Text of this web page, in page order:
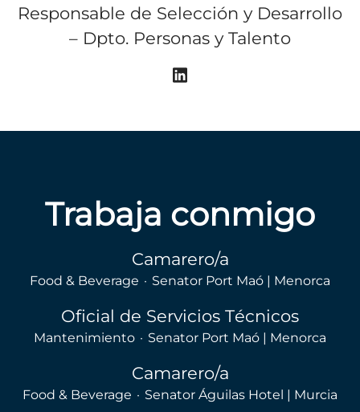
Responsable de Selección y Desarrollo
– Dpto. Personas y Talento
Trabaja conmigo
Camarero/a
Food & Beverage · Senator Port Maó | Menorca
Oficial de Servicios Técnicos
Mantenimiento · Senator Port Maó | Menorca
Camarero/a
Food & Beverage · Senator Águilas Hotel | Murcia